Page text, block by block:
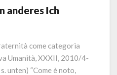
anderes Ich
come categoria
Umanità, XXXII, 2010/4-
unten) “Come è noto,